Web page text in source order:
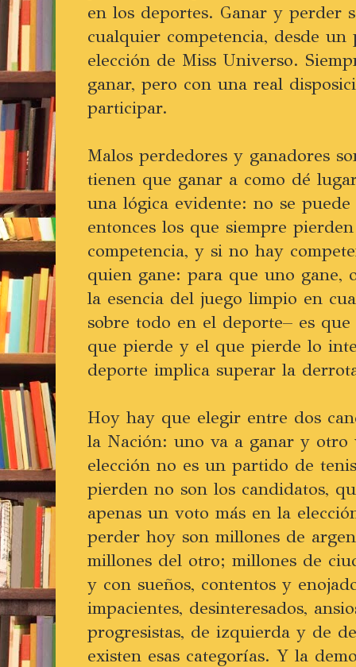
en los deportes. Ganar y perder
cualquier competencia, desde
elección de Miss Universo.
ganar, pero con una real
participar.
Malos perdedores y ganadores
tienen que ganar a como dé
una lógica evidente: no se
entonces los que siempre
competencia, y si no hay
quien gane: para que uno gane,
la esencia del juego limpio en
sobre todo en el deporte– es
que pierde y el que pierde lo
deporte implica superar la
Hoy hay que elegir entre dos
la Nación: uno va a ganar y otro
elección no es un partido de
pierden no son los candidatos,
apenas un voto más en la
perder hoy son millones de
millones del otro; millones de
y con sueños, contentos y
impacientes, desinteresados,
progresistas, de izquierda y de
existen esas categorías. Y la